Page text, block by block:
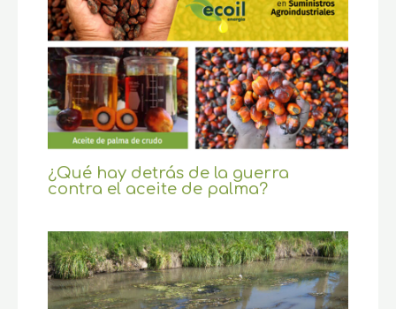
¿Qué hay detrás de la guerra
contra el aceite de palma?